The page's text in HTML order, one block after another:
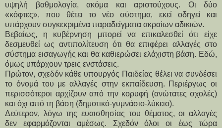
υψηλή βαθμολογία, ακόμα και αριστούχους. Οι δύο
«κόφτες», που θέτει το νέο σύστημα, εκεί οδηγεί και
υπάρχουν συγκεκριμένα παραδείγματα ακραίων αδικιών.
Βεβαίως, η κυβέρνηση μπορεί να επικαλεσθεί ότι είχε
δεσμευθεί ως αντιπολίτευση ότι θα επιφέρει αλλαγές στο
σύστημα εισαγωγής και θα καθιερώσει ελάχιστη βάση. Εδώ,
όμως υπάρχουν τρεις ενστάσεις.
Πρώτον, σχεδόν κάθε υπουργός Παιδείας θέλει να συνδέσει
το όνομά του με αλλαγές στην εκπαίδευση. Περιέργως οι
περισσότεροι αρχίζουν από την κορυφή (ανώτατες σχολές)
και όχι από τη βάση (δημοτικό-γυμνάσιο-λύκειο).
Δεύτερον, λόγω της ευαισθησίας του θέματος, οι αλλαγές
δεν εφαρμόζονται αμέσως. Σχεδόν όλοι οι έως τώρα